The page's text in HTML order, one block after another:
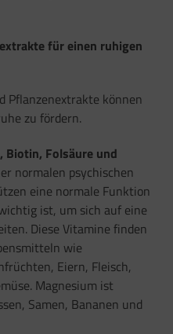
für einen ruhigen
Pflanzenextrakte können
zu fördern.
Biotin, Folsäure und
normalen psychischen
eine normale Funktion
ist, um sich auf eine
Diese Vitamine finden
wie
Eiern, Fleisch,
Magnesium ist
Samen, Bananen und